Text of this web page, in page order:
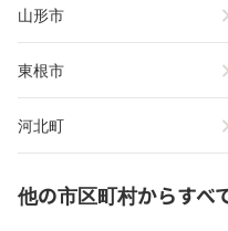
山形市 chevron_right
東根市 chevron_right
河北町 chevron_right
他の市区町村からすべ